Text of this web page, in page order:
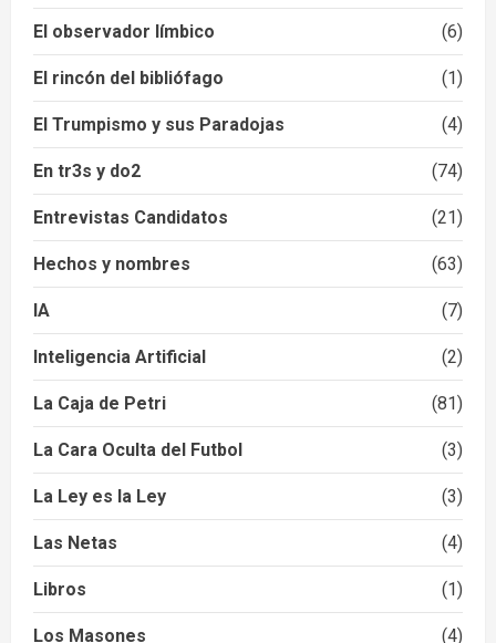
El observador límbico (6)
El rincón del bibliófago (1)
El Trumpismo y sus Paradojas (4)
En tr3s y do2 (74)
Entrevistas Candidatos (21)
Hechos y nombres (63)
IA (7)
Inteligencia Artificial (2)
La Caja de Petri (81)
La Cara Oculta del Futbol (3)
La Ley es la Ley (3)
Las Netas (4)
Libros (1)
Los Masones (4)